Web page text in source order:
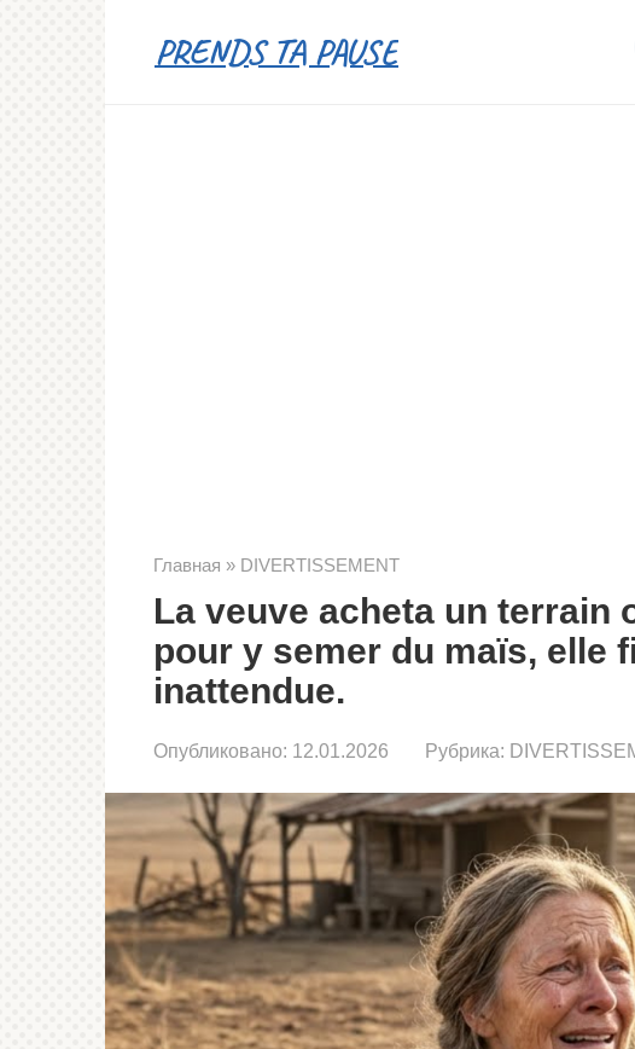
PRENDS TA PAUSE
Главная » DIVERTISSEMENT
La veuve acheta un terrain
pour y semer du maïs, elle
inattendue.
Опубликовано: 12.01.2026 Рубрика: